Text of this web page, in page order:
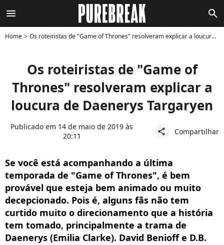
menu search
Home Os roteiristas de "Game of Thrones" resolveram explicar a loucura de Daenerys Targaryen
Os roteiristas de "Game of
Thrones" resolveram explicar a
loucura de Daenerys Targaryen
Publicado em 14 de maio de 2019 às
20:11
share Compartilhar
Se você está acompanhando a última
temporada de "Game of Thrones", é bem
provável que esteja bem animado ou muito
decepcionado. Pois é, alguns fãs não tem
curtido muito o direcionamento que a história
tem tomado, principalmente a trama de
Daenerys (Emilia Clarke). David Benioff e D.B.